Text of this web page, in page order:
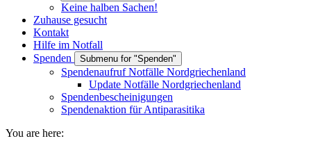
Keine halben Sachen!
Zuhause gesucht
Kontakt
Hilfe im Notfall
Spenden
Submenu for "Spenden"
Spendenaufruf Notfälle Nordgriechenland
Update Notfälle Nordgriechenland
Spendenbescheinigungen
Spendenaktion für Antiparasitika
You are here: